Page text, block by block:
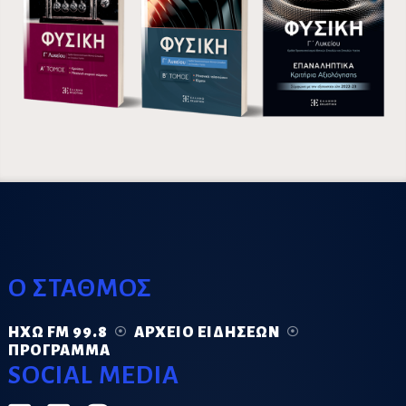
Ο ΣΤΑΘΜΟΣ
ΗΧΏ FM 99.8
ΑΡΧΕΊΟ ΕΙΔΉΣΕΩΝ
ΠΡΌΓΡΑΜΜΑ
SOCIAL MEDIA